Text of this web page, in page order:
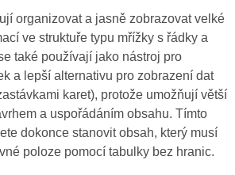
organizovat a jasně zobrazovat velké
ve struktuře typu mřížky s řádky a
také používají jako nástroj pro
a lepší alternativu pro zobrazení dat
karet), protože umožňují větší
a uspořádáním obsahu. Tímto
dokonce stanovit obsah, který musí
poloze pomocí tabulky bez hranic.